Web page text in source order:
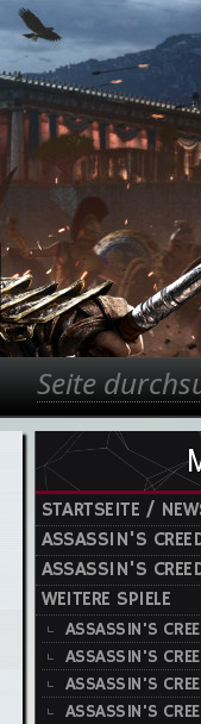
Suchformular
Suche
STARTSEITE /
ASSASSIN'S
ASSASSIN'S
WEITERE SPIELE
ASSASSIN'S
ASSASSIN'S
ASSASSIN'S
ASSASSIN'S